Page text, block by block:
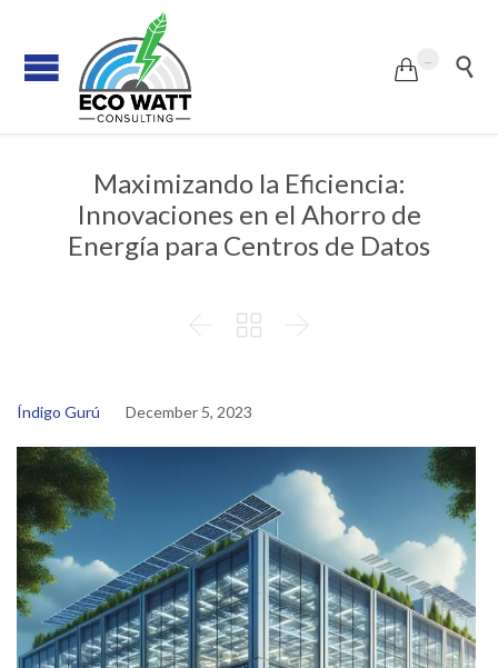
 
Maximizando la Eficiencia:
Innovaciones en el Ahorro de
Energía para Centros de Datos
  
Índigo Gurú December 5, 2023